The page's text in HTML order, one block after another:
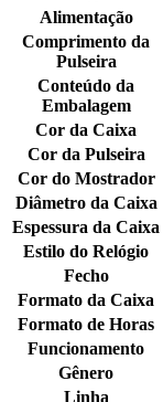
Alimentação
Comprimento da
Pulseira
Conteúdo da
Embalagem
Cor da Caixa
Cor da Pulseira
Cor do Mostrador
Diâmetro da Caixa
Espessura da Caixa
Estilo do Relógio
Fecho
Formato da Caixa
Formato de Horas
Funcionamento
Gênero
Linha